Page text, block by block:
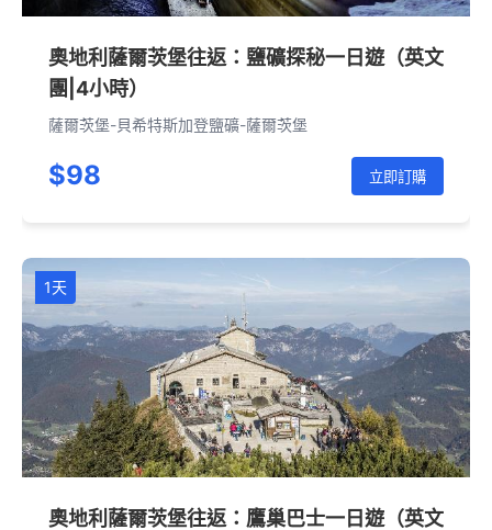
奧地利薩爾茨堡往返：鹽礦探秘一日遊（英文
團|4小時）
薩爾茨堡-貝希特斯加登鹽礦-薩爾茨堡
$98 立即訂購
1天
奧地利薩爾茨堡往返：鷹巢巴士一日遊（英文